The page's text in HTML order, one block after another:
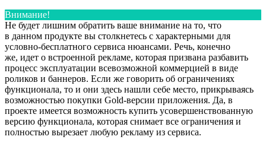
Внимание!
Не будет лишним обратить ваше внимание на то, что
в данном продукте вы столкнетесь с характерными для
условно-бесплатного сервиса нюансами. Речь, конечно
же, идет о встроенной рекламе, которая призвана разбавить
процесс эксплуатации всевозможной коммерцией в виде
роликов и баннеров. Если же говорить об ограничениях
функционала, то и они здесь нашли себе место, прикрываясь
возможностью покупки Gold-версии приложения. Да, в
проекте имеется возможность купить усовершенствованную
версию функционала, которая снимает все ограничения и
полностью вырезает любую рекламу из сервиса.